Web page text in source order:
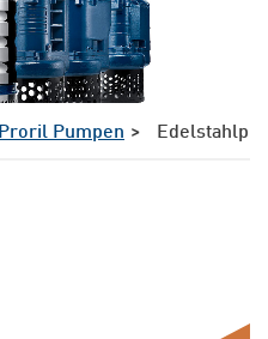
Proril Pumpen